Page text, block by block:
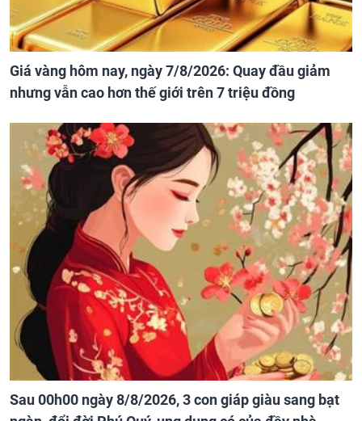
Giá vàng hôm nay, ngày 7/8/2026: Quay đầu giảm
nhưng vẫn cao hơn thế giới trên 7 triệu đồng
Sau 00h00 ngày 8/8/2026, 3 con giáp giàu sang bạt